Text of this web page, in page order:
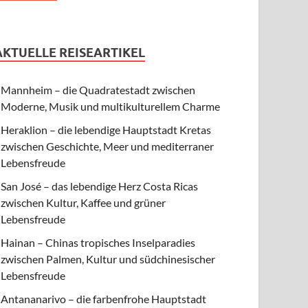
REISEARTIKEL
Mannheim – die Quadratestadt zwischen
Moderne, Musik und multikulturellem Charme
Heraklion – die lebendige Hauptstadt Kretas
zwischen Geschichte, Meer und mediterraner
Lebensfreude
San José – das lebendige Herz Costa Ricas
zwischen Kultur, Kaffee und grüner
Lebensfreude
Hainan – Chinas tropisches Inselparadies
zwischen Palmen, Kultur und südchinesischer
Lebensfreude
Antananarivo – die farbenfrohe Hauptstadt